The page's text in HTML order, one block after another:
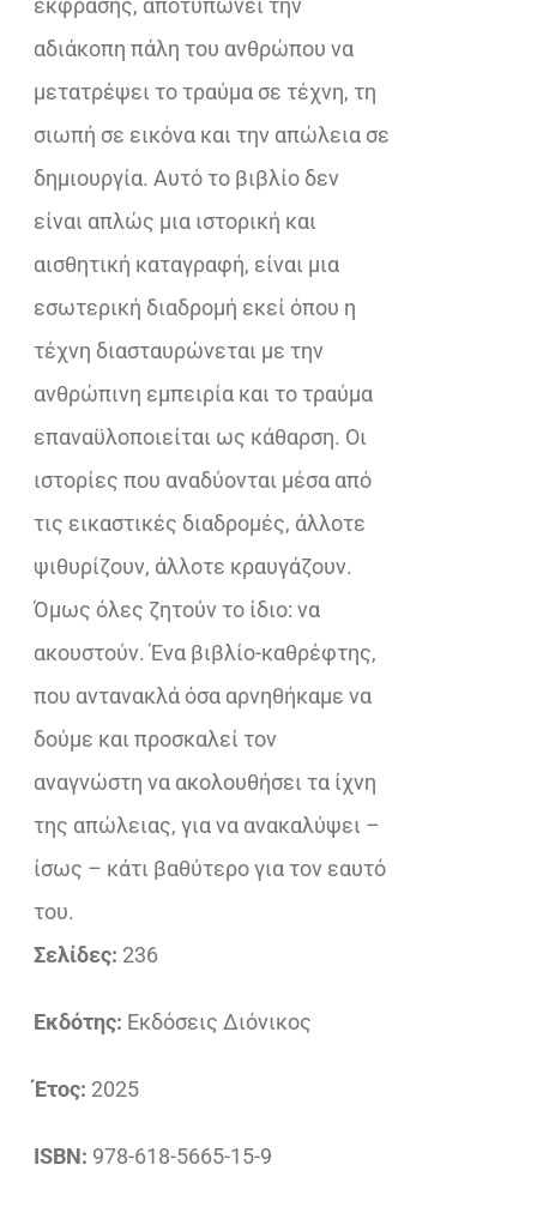
αδιάκοπη πάλη του ανθρώπου να
μετατρέψει το τραύμα σε τέχνη, τη
σιωπή σε εικόνα και την απώλεια σε
δημιουργία. Αυτό το βιβλίο δεν
είναι απλώς μια ιστορική και
αισθητική καταγραφή, είναι μια
εσωτερική διαδρομή εκεί όπου η
τέχνη διασταυρώνεται με την
ανθρώπινη εμπειρία και το τραύμα
επαναϋλοποιείται ως κάθαρση. Οι
ιστορίες που αναδύονται μέσα από
τις εικαστικές διαδρομές, άλλοτε
ψιθυρίζουν, άλλοτε κραυγάζουν.
Όμως όλες ζητούν το ίδιο: να
ακουστούν. Ένα βιβλίο-καθρέφτης,
που αντανακλά όσα αρνηθήκαμε να
δούμε και προσκαλεί τον
αναγνώστη να ακολουθήσει τα ίχνη
της απώλειας, για να ανακαλύψει –
ίσως – κάτι βαθύτερο για τον εαυτό
του.
Σελίδες: 236
Εκδότης: Εκδόσεις Διόνικος
Έτος: 2025
ISBN: 978-618-5665-15-9